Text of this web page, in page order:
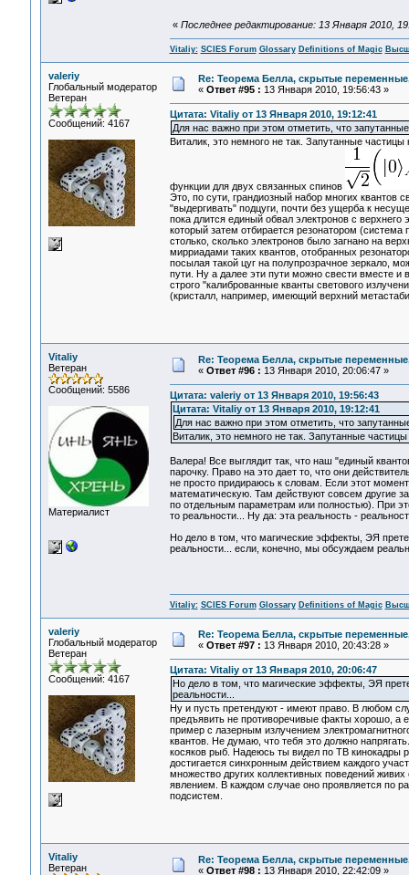
« Последнее редактирование: 13 Января 2010,
Vitaliy: SCIES Forum Glossary Definitions of Magic
valeriy
Глобальный модератор
Ветеран
Сообщений: 4167
Re: Теорема Белла, скрытые
« Ответ #95 : 13 Января 2010, 19:56:43 »
Цитата: Vitaliy от 13 Января 2010, 19:12:41
Для нас важно при этом отметить, что
Виталик, это немного не так. Запутанные
функции для двух связанных спинов
Это, по сути, грандиозный набор многих квантов
"выдергивать" подцуги, почти без ущерба к
пока длится единый обвал электронов с верхнего
который затем отбирается резонатором
столько, сколько электронов было загнано на
мирриадами таких квантов, отобранных
посылая такой цуг на полупрозрачное зеркало,
пути. Ну а далее эти пути можно свести вместе и
строго "калиброванные кванты светового
(кристалл, например, имеющий верхний
Vitaliy
Ветеран
Сообщений: 5586
Материалист
Re: Теорема Белла, скрытые
« Ответ #96 : 13 Января 2010, 20:06:47 »
Цитата: valeriy от 13 Января 2010, 19:56:43
Цитата: Vitaliy от 13 Января 2010, 19:12:41
Для нас важно при этом отметить, что
Виталик, это немного не так. Запутанные
Валера! Все выглядит так, что наш "единый
парочку. Право на это дает то, что они
не просто придираюсь к словам. Если этот
математическую. Там действуют совсем другие
по отдельным параметрам или полностью). При
то реальности... Ну да: эта реальность -
Но дело в том, что магические эффекты, ЭЯ
реальности... если, конечно, мы обсуждаем
Vitaliy: SCIES Forum Glossary Definitions of Magic
valeriy
Глобальный модератор
Ветеран
Сообщений: 4167
Re: Теорема Белла, скрытые
« Ответ #97 : 13 Января 2010, 20:43:28 »
Цитата: Vitaliy от 13 Января 2010, 20:06:47
Но дело в том, что магические эффекты, ЭЯ
реальности...
Ну и пусть претендуют - имеют право. В любом
предъявить не противоречивые факты хорошо, а
пример с лазерным излучением
квантов. Не думаю, что тебя это должно
косяков рыб. Надеюсь ты видел по ТВ кинокадры
достигается синхронным действием каждого
множество других коллективных поведений
явлением. В каждом случае оно проявляется по
подсистем.
Vitaliy
Ветеран
Re: Теорема Белла, скрытые
« Ответ #98 : 13 Января 2010, 22:42:09 »